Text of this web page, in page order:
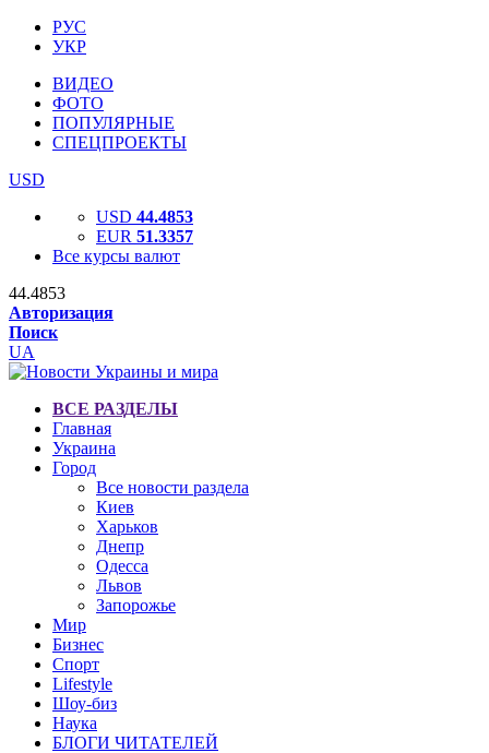
РУС
УКР
ВИДЕО
ФОТО
ПОПУЛЯРНЫЕ
СПЕЦПРОЕКТЫ
USD
USD 44.4853
EUR 51.3357
Все курсы валют
44.4853
Авторизация
Поиск
UA
ВСЕ РАЗДЕЛЫ
Главная
Украина
Город
Все новости раздела
Киев
Харьков
Днепр
Одесса
Львов
Запорожье
Мир
Бизнес
Спорт
Lifestyle
Шоу-биз
Наука
БЛОГИ ЧИТАТЕЛЕЙ